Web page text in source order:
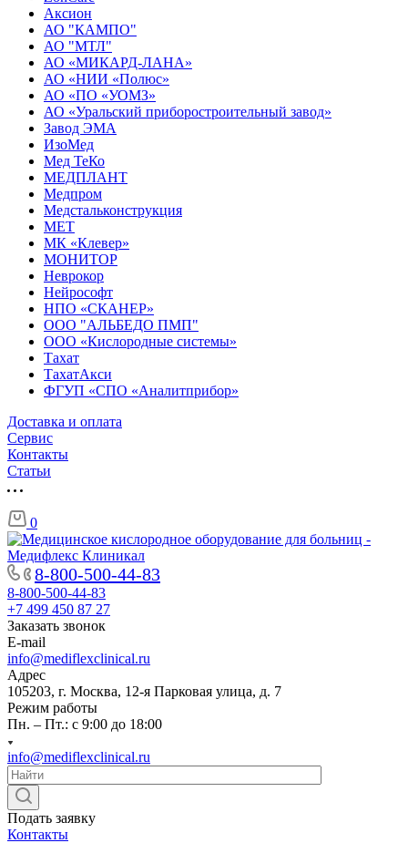
Аксион
АО "КАМПО"
АО "МТЛ"
АО «МИКАРД-ЛАНА»
АО «НИИ «Полюс»
АО «ПО «УОМЗ»
АО «Уральский приборостроительный завод»
Завод ЭМА
ИзоМед
Мед ТеКо
МЕДПЛАНТ
Медпром
Медстальконструкция
МЕТ
МК «Клевер»
МОНИТОР
Неврокор
Нейрософт
НПО «СКАНЕР»
ООО "АЛЬБЕДО ПМП"
ООО «Кислородные системы»
Тахат
ТахатАкси
ФГУП «СПО «Аналитприбор»
Доставка и оплата
Cервис
Контакты
Статьи
0
8-800-500-44-83
8-800-500-44-83
+7 499 450 87 27
Заказать звонок
E-mail
info@mediflexclinical.ru
Адрес
105203, г. Москва, 12-я Парковая улица, д. 7
Режим работы
Пн. – Пт.: с 9:00 до 18:00
info@mediflexclinical.ru
Подать заявку
Контакты